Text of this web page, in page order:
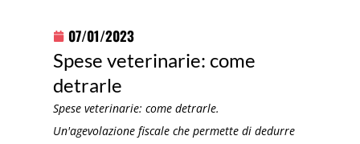
07/01/2023
Spese veterinarie: come
detrarle
Spese veterinarie: come detrarle.
Un'agevolazione fiscale che permette di dedurre